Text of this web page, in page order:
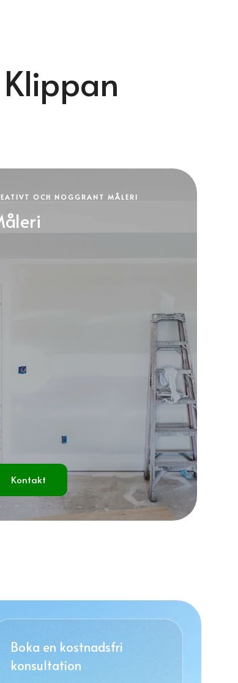
OCH NOGGRANT MÅLERI
Kontakt
Boka en kostnadsfri
konsultation